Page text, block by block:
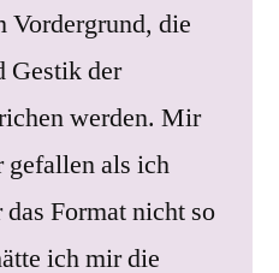
Vordergrund, die
Gestik der
werden. Mir
gefallen als ich
Format nicht so
ich mir die